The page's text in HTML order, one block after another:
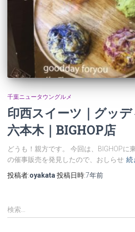
千葉ニュータウングルメ
印西スイーツ｜グッ
六本木｜BIGHOP店
どうも！親方です。 今回は、BIGHOPに
の催事販売を発見したので、おしらせ 続
投稿者:oyakata 投稿日時:7年前
検
索
検索…